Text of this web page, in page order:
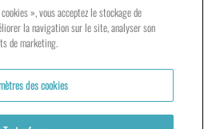
», vous acceptez le stockage de
la navigation sur le site, analyser son
de marketing.
des cookies